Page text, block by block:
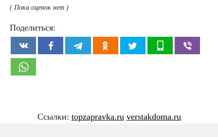
( Пока оценок нет )
Поделиться:
Ссылки: topzapravka.ru verstakdoma.ru